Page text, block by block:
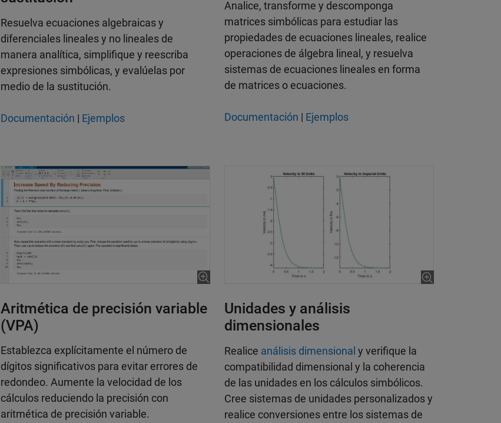
Resuelva ecuaciones algebraicas y
diferenciales lineales y no lineales de
manera analítica, simplifique y reescriba
expresiones simbólicas, y evalúelas por
medio de la sustitución.
Documentación | Ejemplos
Analice, transforme y descomponga
matrices simbólicas para estudiar las
propiedades de ecuaciones lineales, realice
operaciones de álgebra lineal, y resuelva
sistemas de ecuaciones lineales en forma
de matrices o ecuaciones.
Documentación | Ejemplos
Aritmética de precisión variable
(VPA)
Establezca explícitamente el número de
dígitos significativos para evitar errores de
redondeo. Aumente la velocidad de los
cálculos reduciendo la precisión con
aritmética de precisión variable.
Unidades y análisis
dimensionales
Realice análisis dimensional y verifique la
compatibilidad dimensional y la coherencia
de las unidades en los cálculos simbólicos.
Cree sistemas de unidades personalizados y
realice conversiones entre los sistemas de